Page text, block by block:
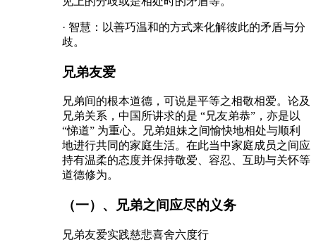
· 智慧：以善巧温和的方式来化解彼此的矛盾与分
歧。
兄弟友爱
兄弟间的根本道德，可说是平等之相敬相爱。论及
兄弟关系，中国所讲求的是 “兄友弟恭”，亦是以
“悌道” 为重心。兄弟姐妹之间愉快地相处与顺利
地进行共同的家庭生活。在此当中家庭成员之间应
持有温柔的态度并保持敬爱、容忍、互助与关怀等
道德修为。
（一）、兄弟之间应尽的义务
兄弟友爱实践慈悲喜舍六度行